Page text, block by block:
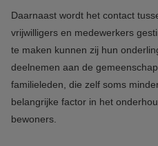
Daarnaast wordt het contact
vrijwilligers en medewerkers
te maken kunnen zij hun
deelnemen aan de
familieleden, die zelf soms
belangrijke factor in het
bewoners.